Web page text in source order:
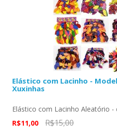
Elástico com Lacinho -
Xuxinhas
Elástico com Lacinho Aleatório -
R$11,00
R$15,00